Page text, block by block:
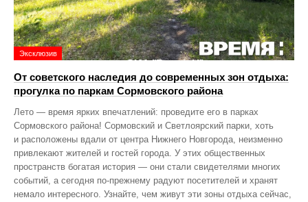
Эксклюзив
От советского наследия до современных зон отдыха:
прогулка по паркам Сормовского района
Лето — время ярких впечатлений: проведите его в парках
Сормовского района! Сормовский и Светлоярский парки, хоть
и расположены вдали от центра Нижнего Новгорода, неизменно
привлекают жителей и гостей города. У этих общественных
пространств богатая история — они стали свидетелями многих
событий, а сегодня по‑прежнему радуют посетителей и хранят
немало интересного. Узнайте, чем живут эти зоны отдыха сейчас,